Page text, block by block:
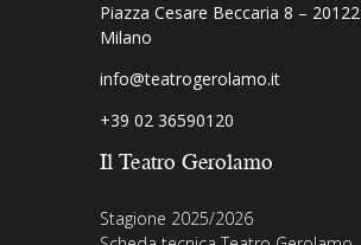
Piazza Cesare Beccaria 8 – 20122
Milano
info@teatrogerolamo.it
+39 02 36590120
Il Teatro Gerolamo
Stagione 2025/2026